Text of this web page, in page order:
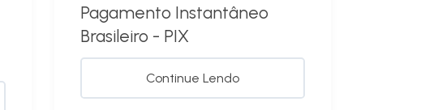
Pagamento Instantâneo
Brasileiro - PIX
Continue Lendo